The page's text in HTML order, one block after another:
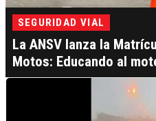
SEGURIDAD VIAL
La ANSV lanza la
Motos: Educando al